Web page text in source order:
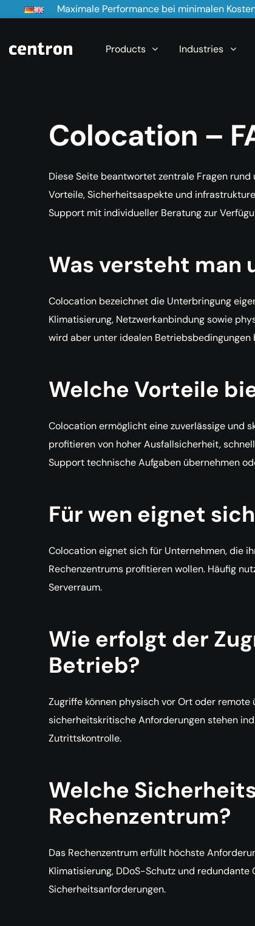
Maximale Performance bei minimalen
Products Industries
Colocation –
Diese Seite beantwortet zentrale Fragen
Vorteile, Sicherheitsaspekte und
Support mit individueller Beratung zur
Was versteht man
Colocation bezeichnet die Unterbringung
Klimatisierung, Netzwerkanbindung sowie
wird aber unter idealen Betriebsbedingungen
Welche Vorteile
Colocation ermöglicht eine zuverlässige und
profitieren von hoher Ausfallsicherheit,
Support technische Aufgaben übernehmen
Für wen eignet
Colocation eignet sich für Unternehmen, die
Rechenzentrums profitieren wollen. Häufig
Serverraum.
Wie erfolgt der
Betrieb?
Zugriffe können physisch vor Ort oder
sicherheitskritische Anforderungen stehen
Zutrittskontrolle.
Welche
Rechenzentrum?
Das Rechenzentrum erfüllt höchste
Klimatisierung, DDoS-Schutz und
Sicherheitsanforderungen.